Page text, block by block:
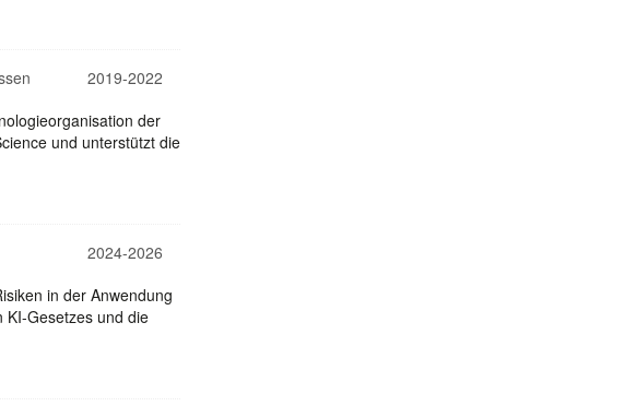
2019-2022
der
und unterstützt die
2024-2026
in der Anwendung
KI-Gesetzes und die